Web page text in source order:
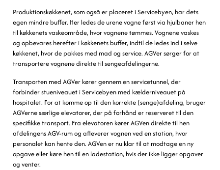
Produktionskøkkenet, som også er placeret i Servicebyen, har dets
egen mindre buffer. Her ledes de urene vogne først via hjulbaner hen
til køkkenets vaskeområde, hvor vognene tømmes. Vognene vaskes
og opbevares herefter i køkkenets buffer, indtil de ledes ind i selve
køkkenet, hvor de pakkes med mad og service. AGVer sørger for at
transportere vognene direkte til sengeafdelingerne.
Transporten med AGVer kører gennem en servicetunnel, der
forbinder stueniveauet i Servicebyen med kælderniveauet på
hospitalet. For at komme op til den korrekte (senge)afdeling, bruger
AGVerne særlige elevatorer, der på forhånd er reserveret til den
specifikke transport. Fra elevatoren kører AGVen direkte til hen
afdelingens AGV-rum og afleverer vognen ved en station, hvor
personalet kan hente den. AGVen er nu klar til at modtage en ny
opgave eller køre hen til en ladestation, hvis der ikke ligger opgaver
og venter.